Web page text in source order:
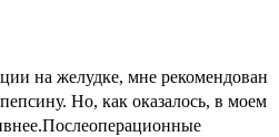
на желудке, мне рекомендован
Но, как оказалось, в моем